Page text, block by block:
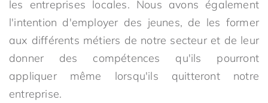
les entreprises locales. Nous avons également
l'intention d'employer des jeunes, de les former
aux différents métiers de notre secteur et de leur
donner des compétences qu'ils pourront
appliquer même lorsqu'ils quitteront notre
entreprise.